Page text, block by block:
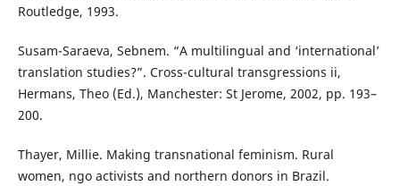
Routledge, 1993.
Susam-Saraeva, Sebnem. “A multilingual and ‘international’
translation studies?”. Cross-cultural transgressions ii,
Hermans, Theo (Ed.), Manchester: St Jerome, 2002, pp. 193–
200.
Thayer, Millie. Making transnational feminism. Rural
women, ngo activists and northern donors in Brazil.